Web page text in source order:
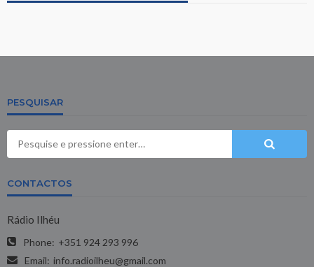
PESQUISAR
CONTACTOS
Rádio Ilhéu
Phone: +351 924 293 996
Email: info.radioilheu@gmail.com